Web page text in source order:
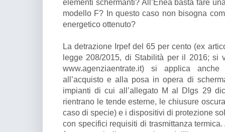
elementi schermanti? All’Enea basta fare
modello F? In questo caso non bisogna
energetico ottenuto?
La detrazione Irpef del 65 per cento (ex
legge 208/2015, di Stabilità per il 2016; si
www.agenziaentrate.it) si applica
all’acquisto e alla posa in opera di
impianti di cui all’allegato M al Dlgs 29
rientrano le tende esterne, le chiusure
caso di specie) e i dispositivi di protezione
con specifici requisiti di trasmittanza